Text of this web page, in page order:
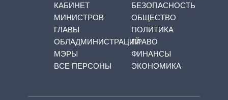
КАБИНЕТ
МИНИСТРОВ
ГЛАВЫ
ОБЛАДМИНИСТРАЦИЙ
МЭРЫ
ВСЕ ПЕРСОНЫ
БЕЗОПАСНОСТЬ
ОБЩЕСТВО
ПОЛИТИКА
ПРАВО
ФИНАНСЫ
ЭКОНОМИКА